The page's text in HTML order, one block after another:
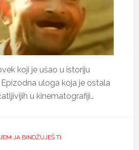
koji je ušao u istoriju
uloga koja je ostala
u kinematografiji…
JA BINDŽUJEŠ TI